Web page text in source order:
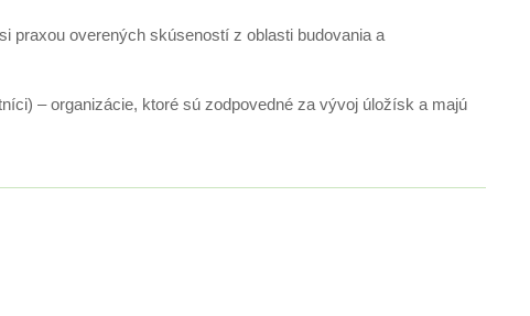
praxou overených skúseností z oblasti budovania a
– organizácie, ktoré sú zodpovedné za vývoj úložísk a majú